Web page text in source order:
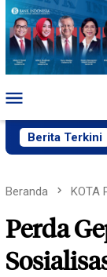
Loncat
konten
Mobile
Berita Terkini
Natalis ke-45,
Beranda KOTA
Perda